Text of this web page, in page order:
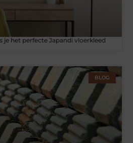
je het perfecte Japandi vloerkleed
BLOG